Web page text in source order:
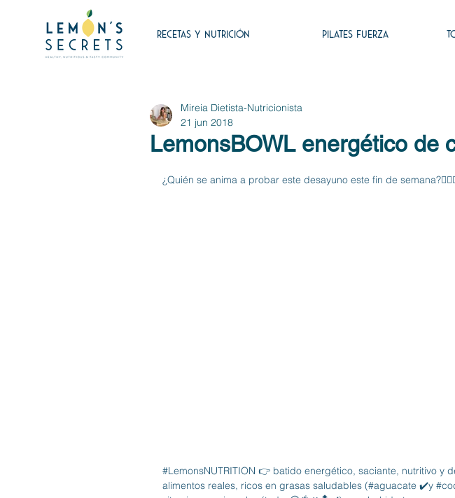
RECETAS Y NUTRICIÓN PILATES FUERZA
LemonsBOWL energético de
Mireia Dietista-Nutricionista
21 jun 2018
¿Quién se anima a probar este desayuno este fin de
#LemonsNUTRITION 👉 batido energético, saciante, nutritivo y
alimentos reales, ricos en grasas saludables (#aguacate ✔️y